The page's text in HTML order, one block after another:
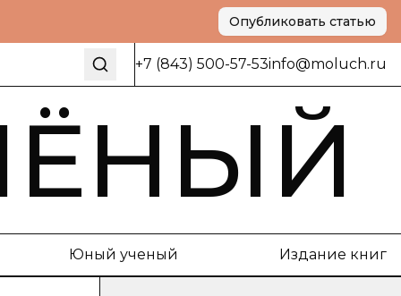
Опубликовать статью
+7 (843) 500-57-53info@moluch.ru
Юный ученый Издание книг